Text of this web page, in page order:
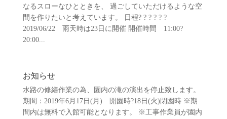
なるスローなひとときを、 過ごしていただけるような空
間を作りたいと考えています。 日程? ? ? ? ? ?
2019/06/22 雨天時は23日に開催 開催時間 11:00?
20:00...
お知らせ
水路の修繕作業の為、園内の滝の演出を停止致します。
期間：2019年6月17日(月) 開園時?18日(火)閉園時 ※期
間内は無料で入館可能となります。 ※工事作業員が園内